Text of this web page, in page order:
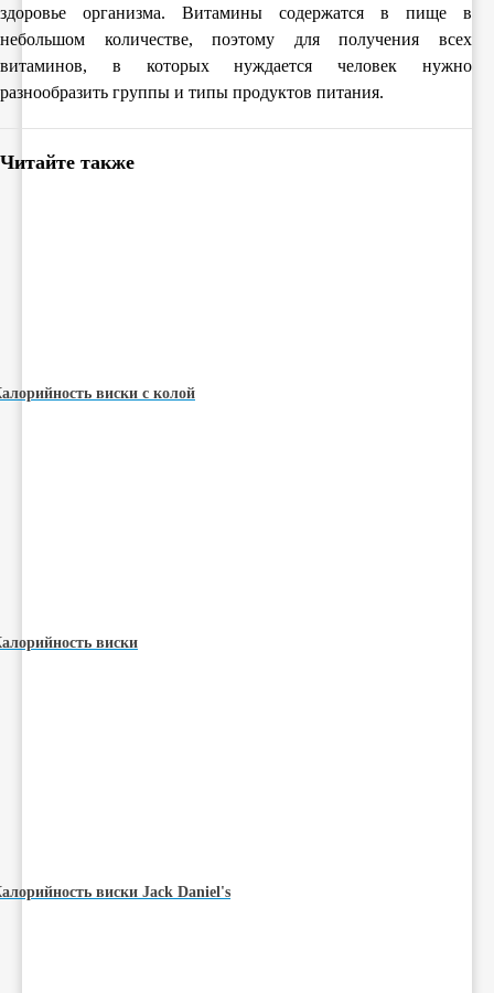
здоровье организма. Витамины содержатся в пище в
небольшом количестве, поэтому для получения всех
витаминов, в которых нуждается человек нужно
разнообразить группы и типы продуктов питания.
Читайте также
виски с колой
виски
виски Jack Daniel's